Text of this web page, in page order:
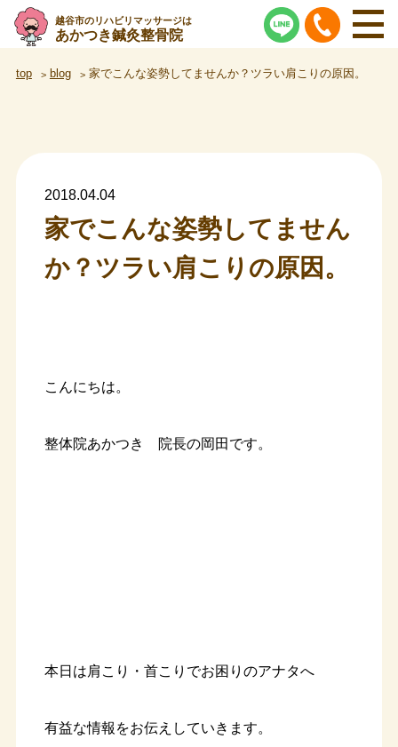
越谷市のリハビリマッサージは
あかつき鍼灸整骨院
top blog 家でこんな姿勢してませんか？ツラい肩こりの原因。
2018.04.04
家でこんな姿勢してません
か？ツラい肩こりの原因。
こんにちは。
整体院あかつき 院長の岡田です。
本日は肩こり・首こりでお困りのアナタへ
有益な情報をお伝えしていきます。